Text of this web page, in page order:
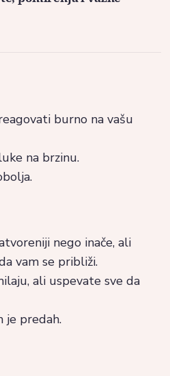
burno na vašu
na brzinu.
nego inače, ali
vam se približi.
ali uspevate sve da
je predah.